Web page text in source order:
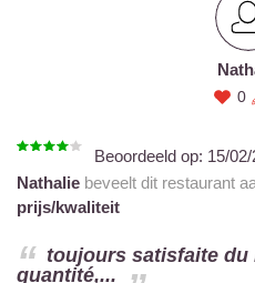
0
Beoordeeld op: 15/
Nathalie beveelt dit restaurant
prijs/kwaliteit
toujours satisfaite du
quantité,...